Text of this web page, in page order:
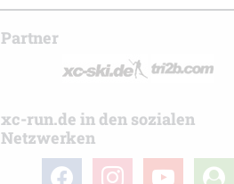
Partner
xc-run.de in den sozialen
Netzwerken
facebookinstagramyoutube
user-